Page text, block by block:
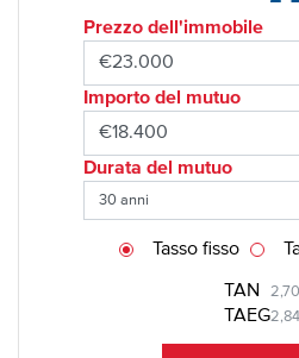
Prezzo dell'immobile
Importo del mutuo
Durata del mutuo
TAN
TAEG
Tasso fisso